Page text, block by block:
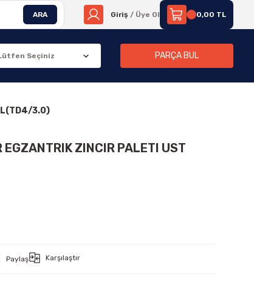
ARA Giriş / Üye Ol 0,00 TL
PARÇA BUL
3.0)
ZINCIR PALETI UST
Paylaş Karşılaştır